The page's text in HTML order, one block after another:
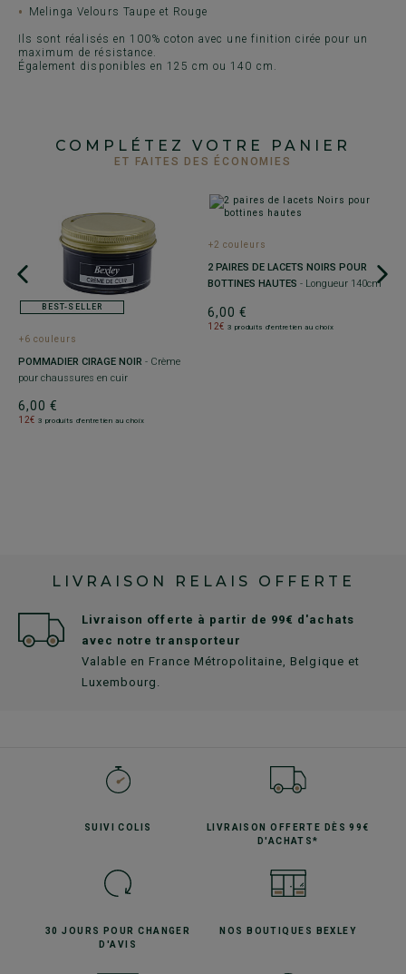
Melinga Velours Taupe et Rouge
Ils sont réalisés en 100% coton avec une finition cirée pour un
maximum de résistance.
Également disponibles en 125 cm ou 140 cm.
COMPLÉTEZ VOTRE PANIER
ET FAITES DES ÉCONOMIES
BEST-SELLER
+6 couleurs
POMMADIER CIRAGE NOIR - Crème
pour chaussures en cuir
6,00 €
12€ 3 produits d'entretien au choix
+2 couleurs
2 PAIRES DE LACETS NOIRS POUR
BOTTINES HAUTES - Longueur 140cm
6,00 €
12€ 3 produits d'entretien au choix
LIVRAISON RELAIS OFFERTE
Livraison offerte à partir de 99€ d'achats
avec notre transporteur
Valable en France Métropolitaine, Belgique et
Luxembourg.
SUIVICOLIS LIVRAISON OFFERTE
DÈS 99€
D'ACHATS*
30 JOURS POURCHANGER
D'AVIS
NOS BOUTIQUES BEXLEY